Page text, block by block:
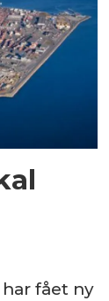
fået ny